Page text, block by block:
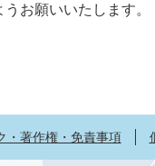
お願いいたします。
・著作権・免責事項